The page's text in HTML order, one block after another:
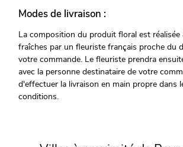
Modes de livraison :
La composition du produit floral est
fraîches par un fleuriste français proche du
votre commande. Le fleuriste prendra
avec la personne destinataire de votre
d'effectuer la livraison en main propre dans
conditions.